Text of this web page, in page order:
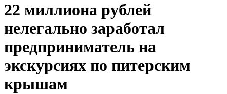
22 миллиона рублей
нелегально заработал
предприниматель на
экскурсиях по питерским
крышам